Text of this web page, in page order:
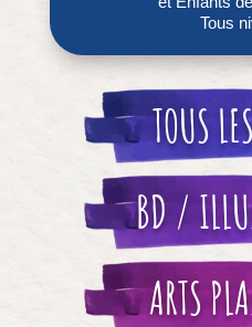
Tous
TOUS
BD /
ARTS